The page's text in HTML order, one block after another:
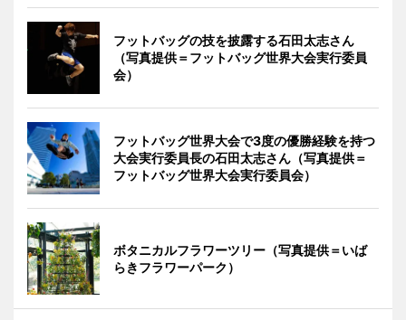
フットバッグの技を披露する石田太志さん
（写真提供＝フットバッグ世界大会実行委員
会）
フットバッグ世界大会で3度の優勝経験を持つ
大会実行委員長の石田太志さん（写真提供＝
フットバッグ世界大会実行委員会）
ボタニカルフラワーツリー（写真提供＝いば
らきフラワーパーク）